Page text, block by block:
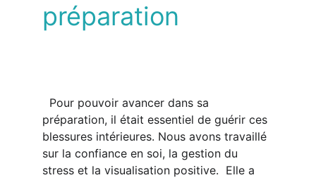
préparation
préparation, il était essentiel de guérir ces
blessures intérieures. Nous avons travaillé
sur la confiance en soi, la gestion du
stress et la visualisation positive.  Elle a